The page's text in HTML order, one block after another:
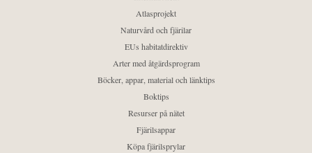
Atlasprojekt
Naturvård och fjärilar
EUs habitatdirektiv
Arter med åtgärdsprogram
Böcker, appar, material och länktips
Boktips
Resurser på nätet
Fjärilsappar
Köpa fjärilsprylar